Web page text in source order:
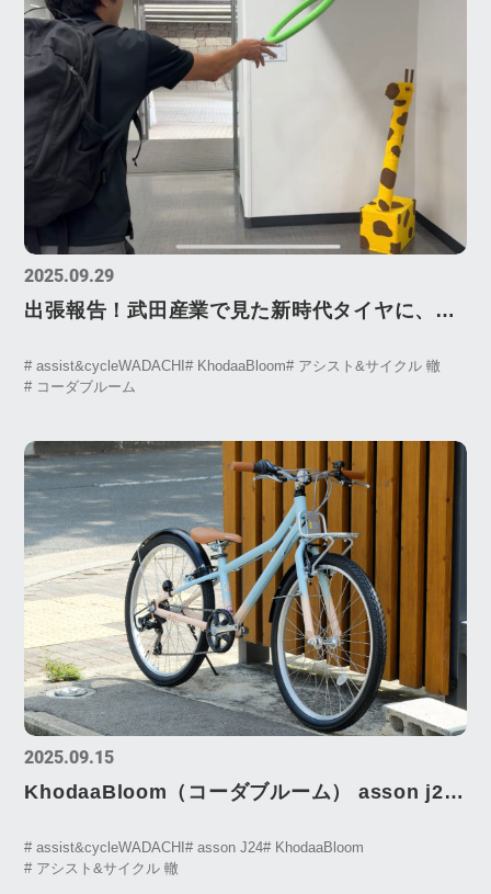
2025.09.29
出張報告！武田産業で見た新時代タイヤに、ホ
# assist&cycleWADACHI# KhodaaBloom# アシスト&サイクル 轍
# コーダブルーム
2025.09.15
KhodaaBloom（コーダブルーム） asson j24
# assist&cycleWADACHI# asson J24# KhodaaBloom
# アシスト&サイクル 轍